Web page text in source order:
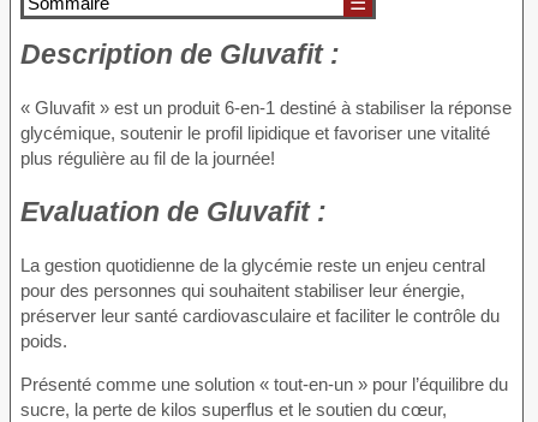
Description de Gluvafit :
« Gluvafit » est un produit 6-en-1 destiné à stabiliser la réponse
glycémique, soutenir le profil lipidique et favoriser une vitalité
plus régulière au fil de la journée!
Evaluation de Gluvafit :
La gestion quotidienne de la glycémie reste un enjeu central
pour des personnes qui souhaitent stabiliser leur énergie,
préserver leur santé cardiovasculaire et faciliter le contrôle du
poids.
Présenté comme une solution « tout-en-un » pour l’équilibre du
sucre, la perte de kilos superflus et le soutien du cœur,